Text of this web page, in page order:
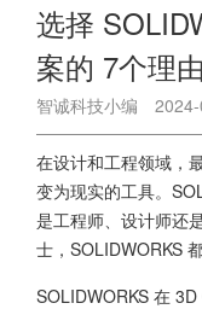
选择
案的 7个理由
智诚科技小编
在设计和工程领域，
变为现实的工具。
是工程师、设计师还
士，SOLIDWORKS
SOLIDWORKS 在